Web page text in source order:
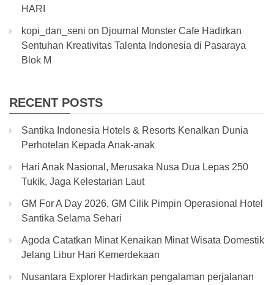
HARI
kopi_dan_seni on Djournal Monster Cafe Hadirkan
Sentuhan Kreativitas Talenta Indonesia di Pasaraya
Blok M
RECENT POSTS
Santika Indonesia Hotels & Resorts Kenalkan Dunia
Perhotelan Kepada Anak-anak
Hari Anak Nasional, Merusaka Nusa Dua Lepas 250
Tukik, Jaga Kelestarian Laut
GM For A Day 2026, GM Cilik Pimpin Operasional Hotel
Santika Selama Sehari
Agoda Catatkan Minat Kenaikan Minat Wisata Domestik
Jelang Libur Hari Kemerdekaan
Nusantara Explorer Hadirkan pengalaman perjalanan